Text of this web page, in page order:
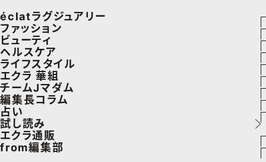
éclatラグジュアリー
ラグジュアリーTOPICS
NEOエグゼスタイル
ファッション
ファッションTOPICS
8月の毎日コーデ
50代なに着てる？
ファッション特集
ビューティ
ヘアスタイル・ヘアケア
エイジングケア
メイク
50代ベストコスメ
ヘルスケア
ヘルスケアTOPICS
更年期
ストレッチ・エクササイズ
ダイエット
ライフスタイル
車・家電
ゴルフ
住まい
旅行＆グルメ
エクラ 華組
エクラ 華組メンバー一覧
エクラ 華組ランキング
チームJマダム
ファッション
ビューティ
旅行
編集長コラム
あら、素敵☆ 手帖
占い
イヴルルド遙華の12星座占い
スペシャル占い
試し読み
エクラ通販
from編集部